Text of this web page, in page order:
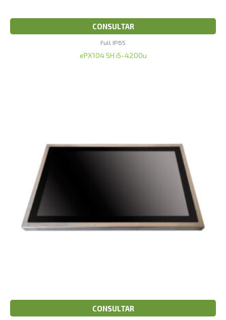
CONSULTAR
Full IP65
ePX104 SH i5-4200u
CONSULTAR